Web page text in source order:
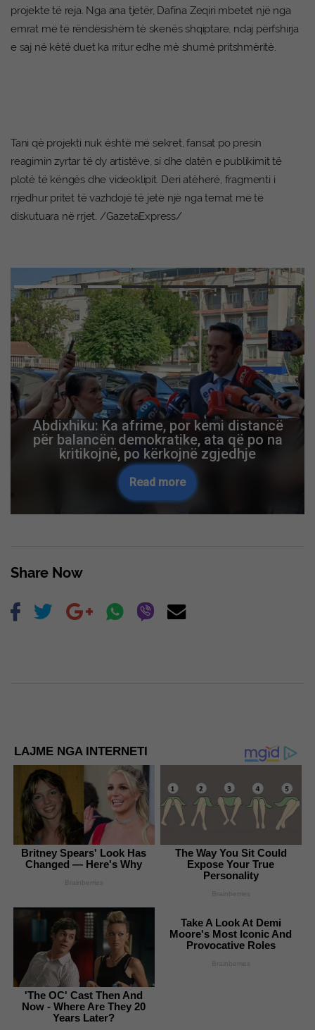
projekte të reja. Nga ana tjetër, Dafina Zeqiri mbetet një nga
emrat më të rëndësishëm të skenës shqiptare, ndaj përfshirja
e saj në këtë duet ka rritur edhe më shumë pritshmëritë.
Tani që projekti nuk është më sekret, fansat po presin
reagimin zyrtar të dy artistëve, si dhe datën e publikimit të
plotë të këngës dhe videoklipit. Deri atëherë, fragmenti i
rrjedhur pritet të vazhdojë të jetë një nga temat më të
diskutuara në rrjet. /GazetaExpress/
Abdixhiku: Ka afrime, por kemi distancë
për balancën demokratike, ata që po na
kritikojnë, po kërkojnë zgjedhje
Read more
Share Now
LAJME NGA INTERNETI
Britney Spears' Look Has
Changed — Here's Why
Brainberries
The Way You Sit Could
Expose Your True
Personality
Brainberries
'The OC' Cast Then And
Now - Where Are They 20
Years Later?
Take A Look At Demi
Moore's Most Iconic And
Provocative Roles
Brainberries